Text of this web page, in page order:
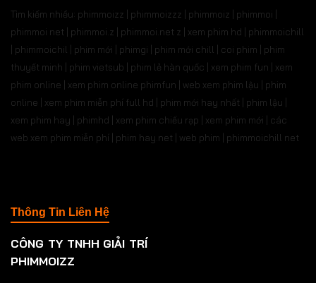
Tìm kiếm nhiều: phimmoizz | phimmoizzz | phimmoiz | phimmoi |
phimmoi net | phimmoi.z | phimmoi.net z | xem phim hd | phimmoichill
| phimmoichil | phim mới | phimgi | phim mới chill | coi phim | phim
thuyết minh | phim vietsub | phim lẻ hàn quốc | xem phim fun | xem
phim online | xem phim online phimfun | web xem phim lậu | phim
online | xem phim miễn phí full hd | phim mới hay nhất | phim lậu |
xem phim hay | phimhd | xem phim chiếu rạp | xem phim mới | các
web xem phim miễn phí | phim hay.net | web phim | phimmoichill net
Thông Tin Liên Hệ
CÔNG TY TNHH GIẢI TRÍ
PHIMMOIZZ